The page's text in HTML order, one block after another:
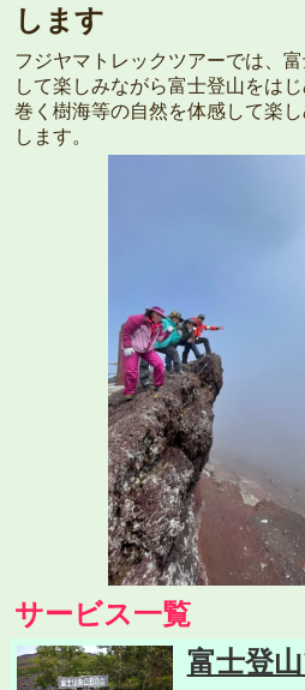
します
フジヤマトレックツアーでは、
して楽しみながら富士登山をは
巻く樹海等の自然を体感して楽
します。
サービス一覧
富士登